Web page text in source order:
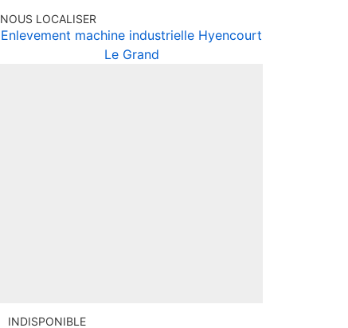
NOUS LOCALISER
Enlevement machine industrielle Hyencourt
Le Grand
INDISPONIBLE